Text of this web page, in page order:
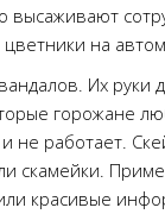
высаживают
на
Их руки
горожане
не работает.
скамейки.
красивые